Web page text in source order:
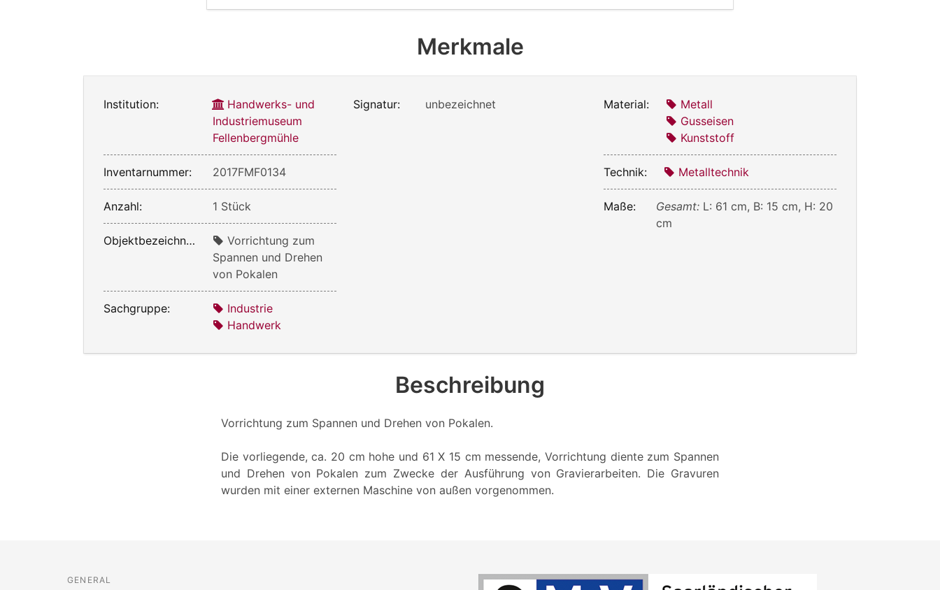
Merkmale
Institution:
Handwerks- und
Industriemuseum
Fellenbergmühle
Inventarnummer: 2017FMF0134
Anzahl: 1 Stück
Objektbezeichnung:
Vorrichtung zum
Spannen und Drehen
von Pokalen
Sachgruppe:
Industrie
Handwerk
Signatur: unbezeichnet Material:
Metall
Gusseisen
Kunststoff
Technik: Metalltechnik
Maße: Gesamt: L: 61 cm, B: 15 cm, H: 20
cm
Beschreibung
Vorrichtung zum Spannen und Drehen von Pokalen.
Die vorliegende, ca. 20 cm hohe und 61 X 15 cm messende, Vorrichtung diente zum Spannen
und Drehen von Pokalen zum Zwecke der Ausführung von Gravierarbeiten. Die Gravuren
wurden mit einer externen Maschine von außen vorgenommen.
GENERAL